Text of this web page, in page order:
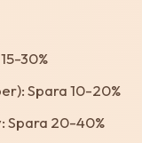
30%
Spara 10-20%
Spara 20-40%